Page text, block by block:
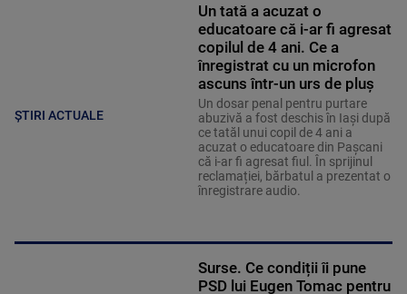
ȘTIRI ACTUALE
Un tată a acuzat o
educatoare că i-ar fi agresat
copilul de 4 ani. Ce a
înregistrat cu un microfon
ascuns într-un urs de pluș
Un dosar penal pentru purtare
abuzivă a fost deschis în Iași după
ce tatăl unui copil de 4 ani a
acuzat o educatoare din Pașcani
că i-ar fi agresat fiul. În sprijinul
reclamației, bărbatul a prezentat o
înregistrare audio.
Surse. Ce condiții îi pune
PSD lui Eugen Tomac pentru